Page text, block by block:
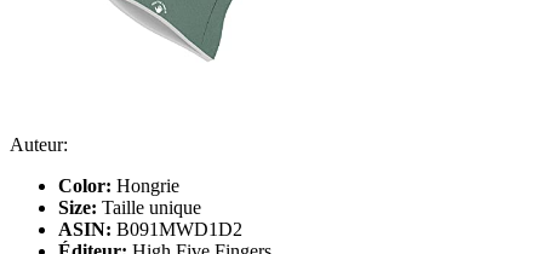
Auteur:
Color: Hongrie
Size: Taille unique
ASIN: B091MWD1D2